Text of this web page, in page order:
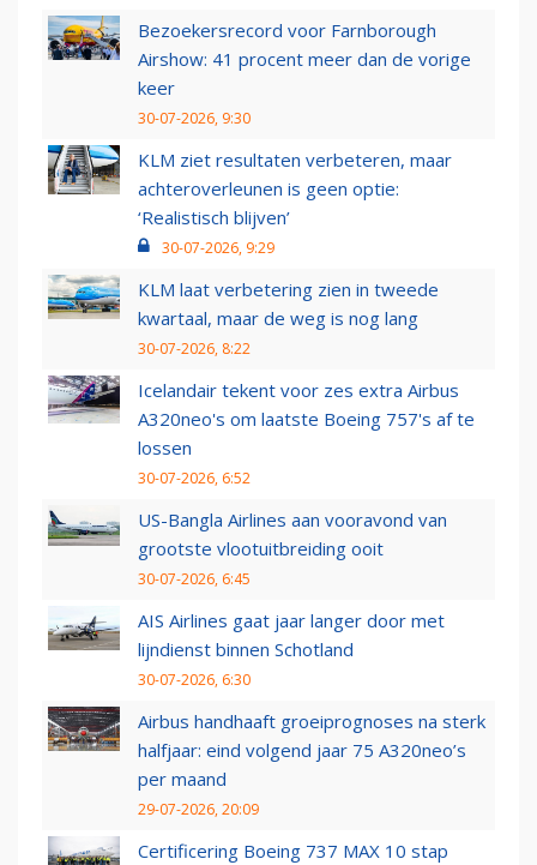
Bezoekersrecord voor Farnborough
Airshow: 41 procent meer dan de vorige
keer
30-07-2026, 9:30
KLM ziet resultaten verbeteren, maar
achteroverleunen is geen optie:
‘Realistisch blijven’
30-07-2026, 9:29
KLM laat verbetering zien in tweede
kwartaal, maar de weg is nog lang
30-07-2026, 8:22
Icelandair tekent voor zes extra Airbus
A320neo's om laatste Boeing 757's af te
lossen
30-07-2026, 6:52
US-Bangla Airlines aan vooravond van
grootste vlootuitbreiding ooit
30-07-2026, 6:45
AIS Airlines gaat jaar langer door met
lijndienst binnen Schotland
30-07-2026, 6:30
Airbus handhaaft groeiprognoses na sterk
halfjaar: eind volgend jaar 75 A320neo’s
per maand
29-07-2026, 20:09
Certificering Boeing 737 MAX 10 stap